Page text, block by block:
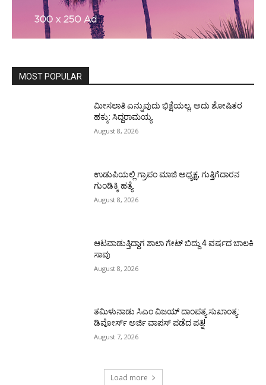
MOST POPULAR
ಮೀಸಲಾತಿ ಎನ್ನುವುದು ಭಿಕ್ಷೆಯಲ್ಲ, ಅದು ಶೋಷಿತರ
ಹಕ್ಕು: ಸಿದ್ದರಾಮಯ್ಯ
August 8, 2026
ಉಡುಪಿಯಲ್ಲಿ ಗ್ರಾಪಂ ಮಾಜಿ ಅಧ್ಯಕ್ಷ, ಗುತ್ತಿಗೆದಾರನ
ಗುಂಡಿಕ್ಕಿ ಹತ್ಯೆ
August 8, 2026
ಆಟವಾಡುತ್ತಿದ್ದಾಗ ಶಾಲಾ ಗೇಟ್‌ ಬಿದ್ದು 4 ವರ್ಷದ ಬಾಲಕಿ
ಸಾವು
August 8, 2026
ತಮಿಳುನಾಡು ಸಿಎಂ ವಿಜಯ್‌ ದಾಂಪತ್ಯ ಸುಖಾಂತ್ಯ:
ಡಿವೋರ್ಸ್‌ ಅರ್ಜಿ ವಾಪಸ್‌ ಪಡೆದ ಪತ್ನಿ!
August 7, 2026
Load more